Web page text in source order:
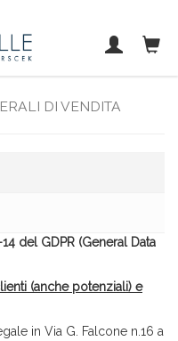
DI VENDITA
del GDPR (General Data
(anche potenziali) e
in Via G. Falcone n.16 a